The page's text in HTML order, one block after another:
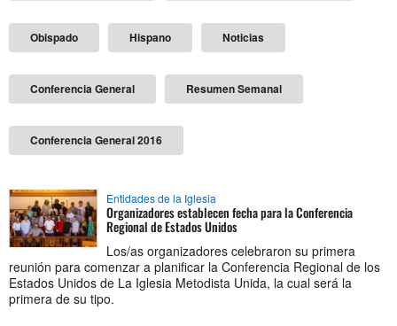
Obispado Hispano Noticias
Conferencia General Resumen Semanal
Conferencia General 2016
Entidades de la Iglesia
Organizadores establecen fecha para la Conferencia
Regional de Estados Unidos
Los/as organizadores celebraron su primera
reunión para comenzar a planificar la Conferencia Regional de los
Estados Unidos de La Iglesia Metodista Unida, la cual será la
primera de su tipo.